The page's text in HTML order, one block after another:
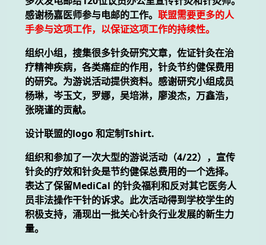
感谢杨嘉医师参与电邮的工作。 联盟需要更多的人
手参与这项工作，以保证这项工作的持续性。
组织小组，搜集很多针灸研究文章，佐证针灸在治
疗精神疾病，各类痛症的作用，针灸节约健保费用
的研究。为游说活动提供资料。感谢研究小组成员
杨琳，岑玉文，罗娜，吴培淋，廖浚杰，万鑫浩，
张晓谨的贡献。
设计联盟的logo 和定制Tshirt.
组织和参加了一次大型的游说活动（4/22），宣传
针灸的疗效和针灸是节约健保总费用的一个选择。
表达了保留MediCal 的针灸福利和反对其它医务人
员非法操作干针的诉求。此次活动得到学校学生的
积极支持，涌现出一批关心针灸行业发展的新生力
量。